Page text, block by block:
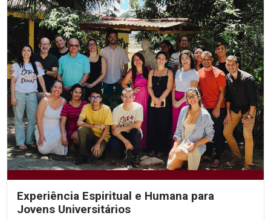
Experiência Espiritual e Humana para
Jovens Universitários